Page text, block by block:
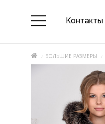
Контакты
БОЛЬШИЕ РАЗМЕРЫ